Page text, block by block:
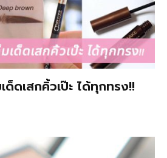
ด็ดเสกคิ้วเป๊ะ ได้ทุกทรง!!